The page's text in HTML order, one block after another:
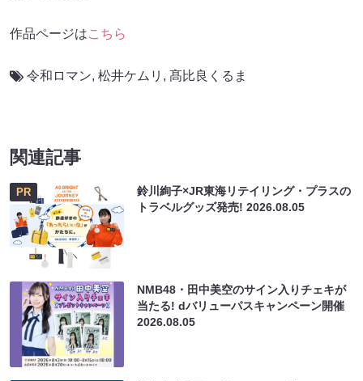
作品ページはこちら
令和ロマン, 松井ケムリ , 髙比良くるま
関連記事
PR
鈴川絢子×JR東海リテイリング・プラスの
トラベルグッズ発売!2026.08.05
NMB48・田中美空のサイン入りチェキが
当たる! dバリューパスキャンペーン開催
2026.08.05